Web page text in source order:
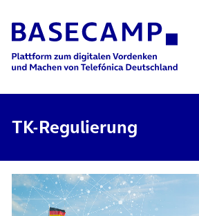
Main Navigation
TK-Regulierung